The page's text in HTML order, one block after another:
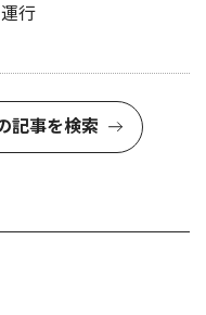
行
記事を検索